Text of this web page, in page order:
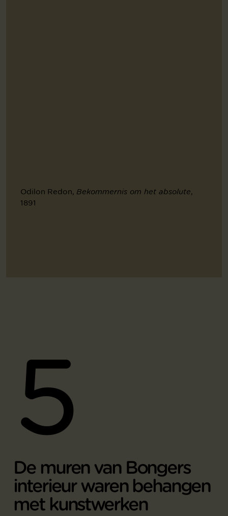
Odilon Redon, Bekommernis om het absolute,
1891
5
De muren van Bongers
interieur waren behangen
met kunstwerken